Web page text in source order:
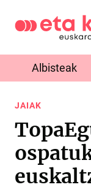
Albisteak
JAIAK